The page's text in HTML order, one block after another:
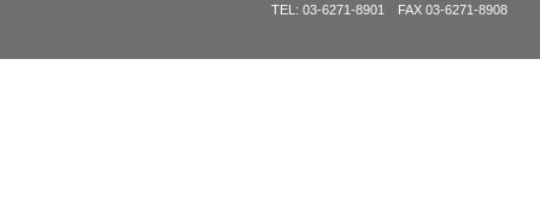
TEL: 03-6271-8901 FAX 03-6271-8908